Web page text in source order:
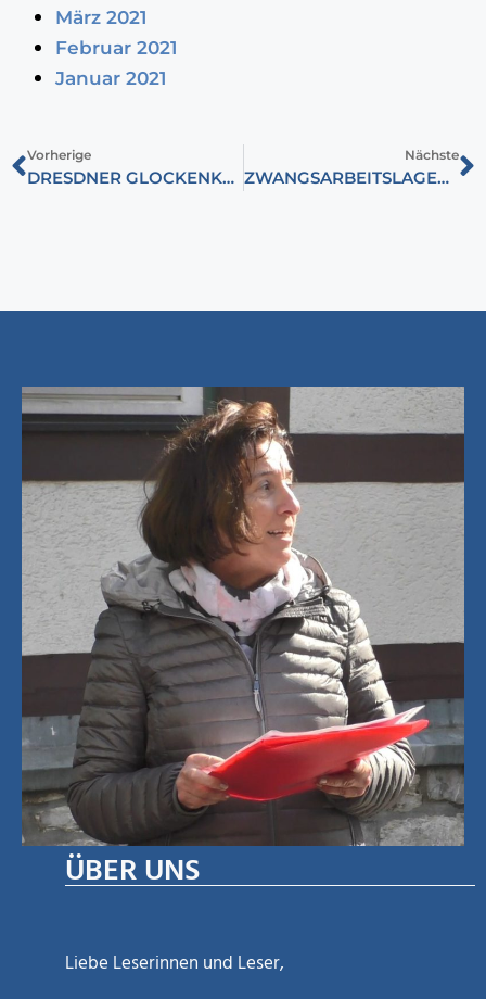
März 2021
Februar 2021
Januar 2021
Vorherige
DRESDNER GLOCKENKLANG MAHNEN UNS ZUM FRIEDEN
Nächste
ZWANGSARBEITSLAGER IN DER HORTOBÁGY-PUSSTA
ÜBER UNS
Liebe Leserinnen und Leser,